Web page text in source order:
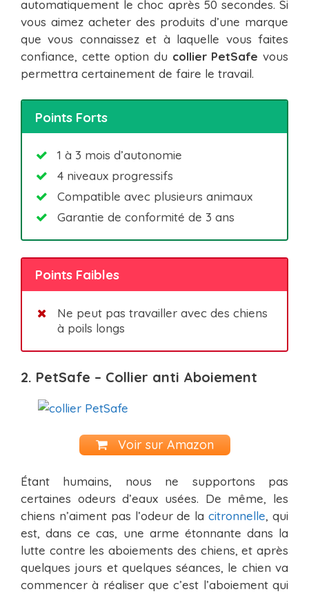
automatiquement le choc après 50 secondes. Si
vous aimez acheter des produits d’une marque
que vous connaissez et à laquelle vous faites
confiance, cette option du collier PetSafe vous
permettra certainement de faire le travail.
Points Forts
1 à 3 mois d’autonomie
4 niveaux progressifs
Compatible avec plusieurs animaux
Garantie de conformité de 3 ans
Points Faibles
Ne peut pas travailler avec des chiens
à poils longs
2. PetSafe – Collier anti Aboiement
Voir sur Amazon
Étant humains, nous ne supportons pas
certaines odeurs d’eaux usées. De même, les
chiens n’aiment pas l’odeur de lacitronnelle, qui
est, dans ce cas, une arme étonnante dans la
lutte contre les aboiements des chiens, et après
quelques jours et quelques séances, le chien va
commencer à réaliser que c’est l’aboiement qui